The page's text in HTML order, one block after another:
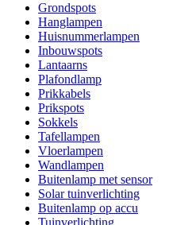
Grondspots
Hanglampen
Huisnummerlampen
Inbouwspots
Lantaarns
Plafondlamp
Prikkabels
Prikspots
Sokkels
Tafellampen
Vloerlampen
Wandlampen
Buitenlamp met sensor
Solar tuinverlichting
Buitenlamp op accu
Tuinverlichting